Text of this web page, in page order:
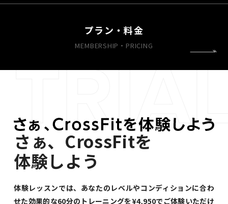
プラン・料金
MEMBERSHIP・PRICING
さぁ、CrossFitを
体験しよう
体験レッスンでは、あなたのレベルやコンディションに合わ
せた効果的な60分のトレーニングを¥4,950でご体験いただけ